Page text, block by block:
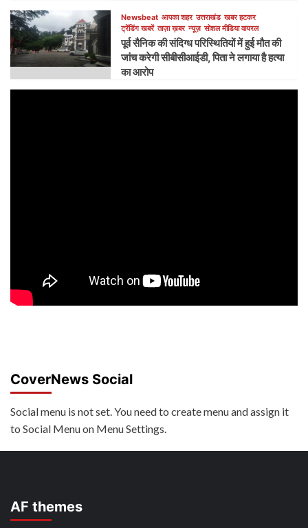
Newsbeat आपका शहर उत्तराखंड खबर हटकर
ट्रेंडिंग खबरें ताज़ा ख़बर न्यूज़ सोशल मीडिया वायरल
पूर्व सैनिक की संदिग्ध परिस्थितियों में हुई मौत की
जांच करेगी सीबीसीआईडी, पिता ने लगाया है हत्या
का आरोप
CoverNews Social
Social menu is not set. You need to create menu and assign it
to Social Menu on Menu Settings.
AF themes